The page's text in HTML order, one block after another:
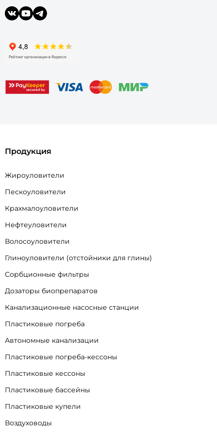
Продукция
Жироуловители
Пескоуловители
Крахмалоуловители
Нефтеуловители
Волосоуловители
Глиноуловители (отстойники для глины)
Сорбционные фильтры
Дозаторы биопрепаратов
Канализационные насосные станции
Пластиковые погреба
Автономные канализации
Пластиковые погреба-кессоны
Пластиковые кессоны
Пластиковые бассейны
Пластиковые купели
Воздуховоды